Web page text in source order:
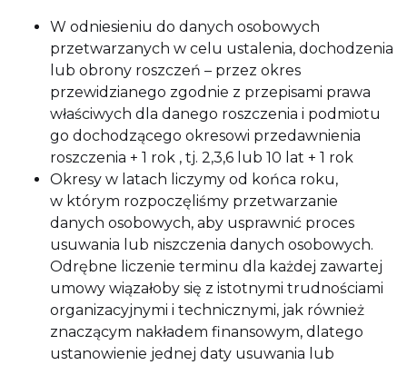
W odniesieniu do danych osobowych
przetwarzanych w celu ustalenia, dochodzenia
lub obrony roszczeń – przez okres
przewidzianego zgodnie z przepisami prawa
właściwych dla danego roszczenia i podmiotu
go dochodzącego okresowi przedawnienia
roszczenia + 1 rok , tj. 2,3,6 lub 10 lat + 1 rok
Okresy w latach liczymy od końca roku,
w którym rozpoczęliśmy przetwarzanie
danych osobowych, aby usprawnić proces
usuwania lub niszczenia danych osobowych.
Odrębne liczenie terminu dla każdej zawartej
umowy wiązałoby się z istotnymi trudnościami
organizacyjnymi i technicznymi, jak również
znaczącym nakładem finansowym, dlatego
ustanowienie jednej daty usuwania lub